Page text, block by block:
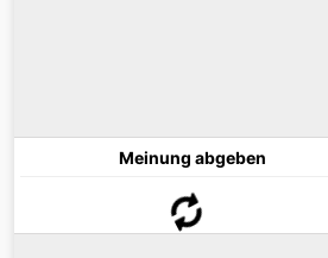
Meinung abgeben